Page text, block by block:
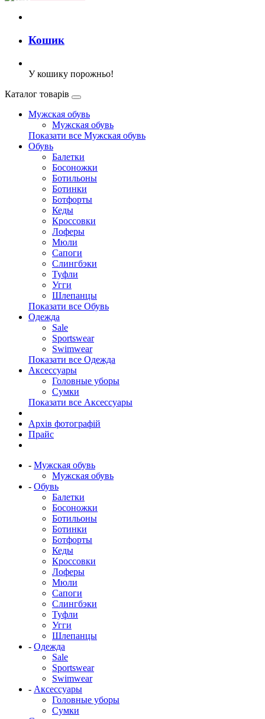
Кошик
У кошику порожньо!
Каталог товарів
Мужская обувь
Мужская обувь
Показати все Мужская обувь
Обувь
Балетки
Босоножки
Ботильоны
Ботинки
Ботфорты
Кеды
Кроссовки
Лоферы
Мюли
Сапоги
Слингбэки
Туфли
Угги
Шлепанцы
Показати все Обувь
Одежда
Sale
Sportswear
Swimwear
Показати все Одежда
Аксессуары
Головные уборы
Сумки
Показати все Аксессуары
Архів фотографій
Прайс
- Мужская обувь
Мужская обувь
- Обувь
Балетки
Босоножки
Ботильоны
Ботинки
Ботфорты
Кеды
Кроссовки
Лоферы
Мюли
Сапоги
Слингбэки
Туфли
Угги
Шлепанцы
- Одежда
Sale
Sportswear
Swimwear
- Аксессуары
Головные уборы
Сумки